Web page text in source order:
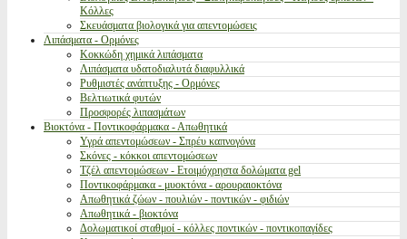
Κόλλες
Σκευάσματα βιολογικά για απεντομώσεις
Λιπάσματα - Ορμόνες
Κοκκώδη χημικά λιπάσματα
Λιπάσματα υδατοδιαλυτά διαφυλλικά
Ρυθμιστές ανάπτυξης - Ορμόνες
Βελτιωτικά φυτών
Προσφορές λιπασμάτων
Βιοκτόνα - Ποντικοφάρμακα - Απωθητικά
Υγρά απεντομώσεων - Σπρέυ καπνογόνα
Σκόνες - κόκκοι απεντομώσεων
Τζέλ απεντομώσεων - Ετοιμόχρηστα δολώματα gel
Ποντικοφάρμακα - μυοκτόνα - αρουραιοκτόνα
Απωθητικά ζώων - πουλιών - ποντικών - φιδιών
Απωθητικά - βιοκτόνα
Δολωματικοί σταθμοί - κόλλες ποντικών - ποντικοπαγίδες